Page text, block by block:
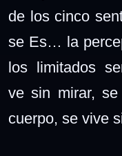
de los cinco
se Es… la
los limitados
ve sin mirar,
cuerpo, se vive